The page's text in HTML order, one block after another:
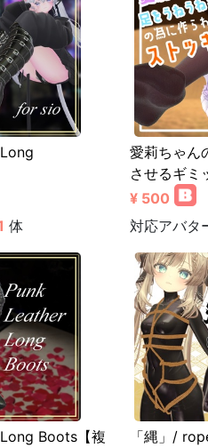
体
愛莉ちゃん
させるギミ
¥ 500
対応アバタ
Boots【複
「縄」/